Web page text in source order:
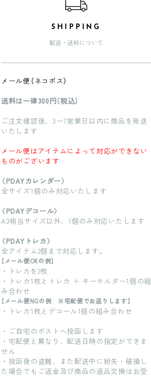
SHIPPING
配送・送料について
メール便（ネコポス）
送料は一律300円（税込）
ご注文確認後、3〜7営業日以内に商品を発送
いたします
メール便はアイテムによって対応ができない
ものがございます
〈PDAYカレンダー〉
全サイズ1個のみ対応いたします
〈PDAYデコール〉
A3相当サイズ以外、1個のみ対応いたします
〈PDAYトレカ〉
全アイテム2個まで対応します。
【メール便OKの例】
・トレカを2枚
・トレカ1枚とトレカ ＋ キーホルダー1個の組
み合わせ
【メール便NGの例 ※宅配便でお送りします】
・トレカ1枚とデコール1個の組み合わせ
・ご自宅のポストへ投函します
・宅配便と異なり、配送日時の指定ができま
せん
・投函後の盗難、また配送中に紛失・破損し
た場合でもご返金及び商品の返品交換はお受